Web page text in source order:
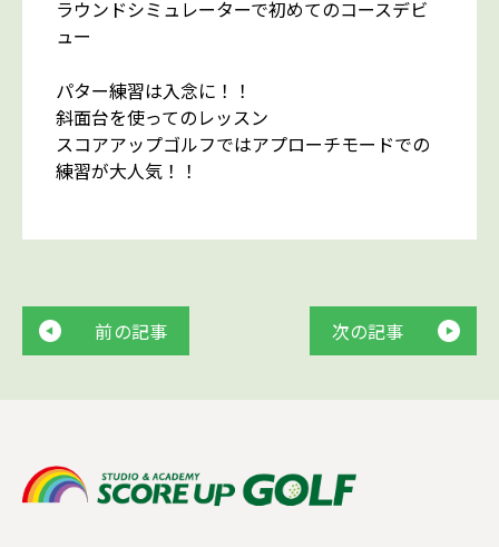
ラウンドシミュレーターで初めてのコースデビ
ュー
パター練習は入念に！！
斜面台を使ってのレッスン
スコアアップゴルフではアプローチモードでの
練習が大人気！！
前の記事 次の記事